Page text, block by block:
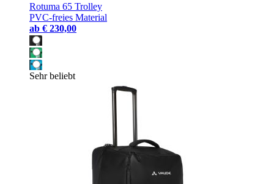
Rotuma 65 Trolley
PVC-freies Material
ab € 230,00
Sehr beliebt